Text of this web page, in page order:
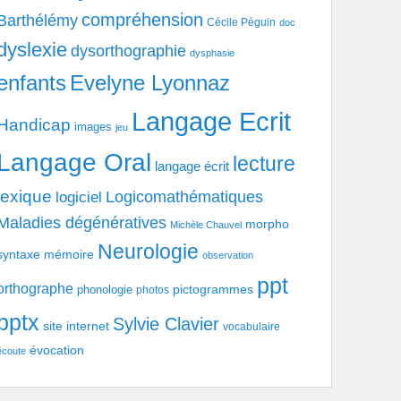
compréhension Cécile Péguin doc
dysorthographie dysphasie
Evelyne Lyonnaz
images jeu Langage Ecrit
Oral langage écrit lecture
logiciel Logicomathématiques
dégénératives Michèle Chauvel morpho
mémoire Neurologie observation
phonologie photos pictogrammes ppt
site internet Sylvie Clavier vocabulaire
évocation